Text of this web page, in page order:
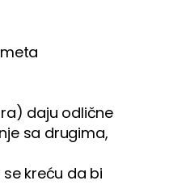
daju odlične
sa drugima,
kreću da bi